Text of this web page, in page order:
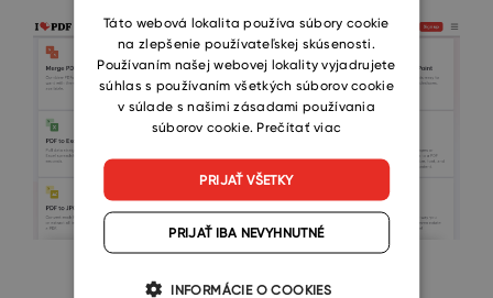
SLOVAK
Táto webová lokalita používa súbory cookie
na zlepšenie používateľskej skúsenosti.
Používaním našej webovej lokality vyjadrujete
súhlas s používaním všetkých súborov cookie
v súlade s našimi zásadami používania
súborov cookie. Prečítať viac
PRIJAŤ VŠETKY
PRIJAŤ IBA NEVYHNUTNÉ
INFORMÁCIE O COOKIES